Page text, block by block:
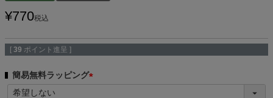
¥770税込
[ 39 ポイント進呈 ]
簡易無料ラッピング